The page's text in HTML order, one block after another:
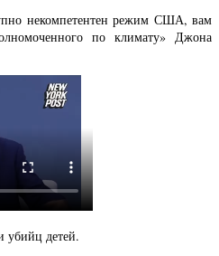
некомпетентен режим США, вам
по климату» Джона
убийц детей.